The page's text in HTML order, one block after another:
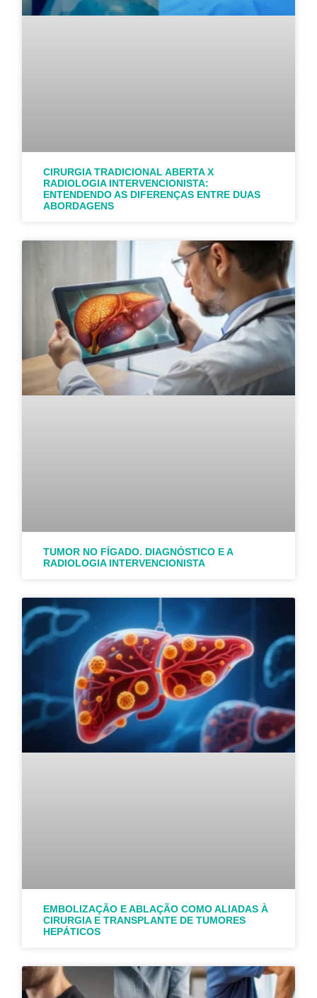
CIRURGIA TRADICIONAL ABERTA X
RADIOLOGIA INTERVENCIONISTA:
ENTENDENDO AS DIFERENÇAS ENTRE DUAS
ABORDAGENS
TUMOR NO FÍGADO. DIAGNÓSTICO E A
RADIOLOGIA INTERVENCIONISTA
EMBOLIZAÇÃO E ABLAÇÃO COMO ALIADAS À
CIRURGIA E TRANSPLANTE DE TUMORES
HEPÁTICOS